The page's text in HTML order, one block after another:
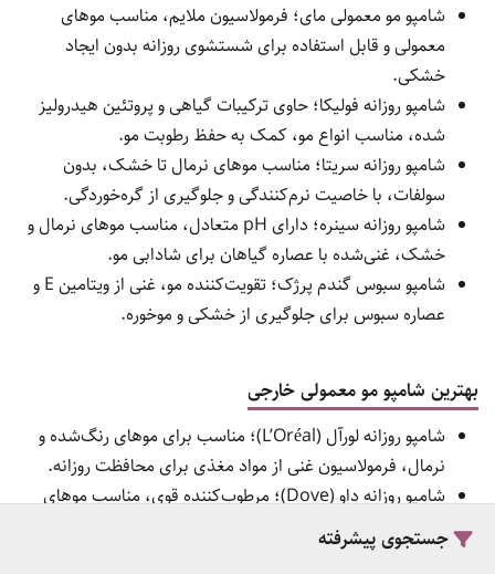
جستجوی پیشرفته
شامپو مو معمولی مای؛ فرمولاسیون ملایم، مناسب موهای
معمولی و قابل استفاده برای شستشوی روزانه بدون ایجاد
خشکی.
شامپو روزانه فولیکا؛ حاوی ترکیبات گیاهی و پروتئین هیدرولیز
شده، مناسب انواع مو، کمک به حفظ رطوبت مو.
شامپو روزانه سریتا؛ مناسب موهای نرمال تا خشک، بدون
سولفات، با خاصیت نرم‌کنندگی و جلوگیری از گره‌خوردگی.
شامپو روزانه سینره؛ دارای pH متعادل، مناسب موهای نرمال و
خشک، غنی‌شده با عصاره گیاهان برای شادابی مو.
شامپو سبوس گندم پرژک؛ تقویت‌کننده مو، غنی از ویتامین E و
عصاره سبوس برای جلوگیری از خشکی و موخوره.
بهترین شامپو مو معمولی خارجی
شامپو روزانه لورآل (L’Oréal)؛ مناسب برای موهای رنگ‌شده و
نرمال، فرمولاسیون غنی از مواد مغذی برای محافظت روزانه.
شامپو روزانه داو (Dove)؛ مرطوب‌کننده قوی، مناسب موهای
خشک و شکننده، حاوی ترکیبات کراتین برای استحکام مو.